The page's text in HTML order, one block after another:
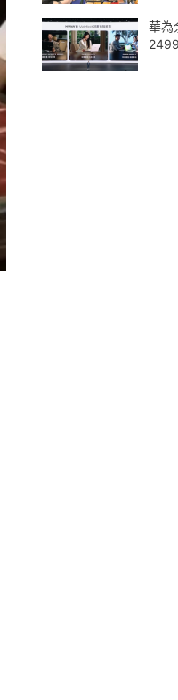
華為